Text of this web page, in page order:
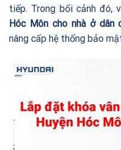
tiếp. Trong bối cảnh đó,
Hóc Môn cho nhà ở dân
nâng cấp hệ thống bảo